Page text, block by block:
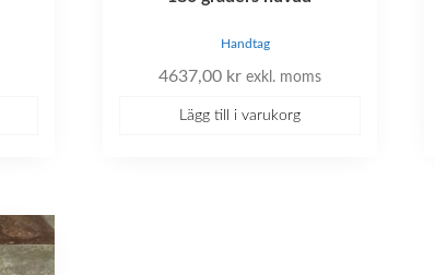
Handtag
4637,00 kr exkl. moms
Lägg till i varukorg